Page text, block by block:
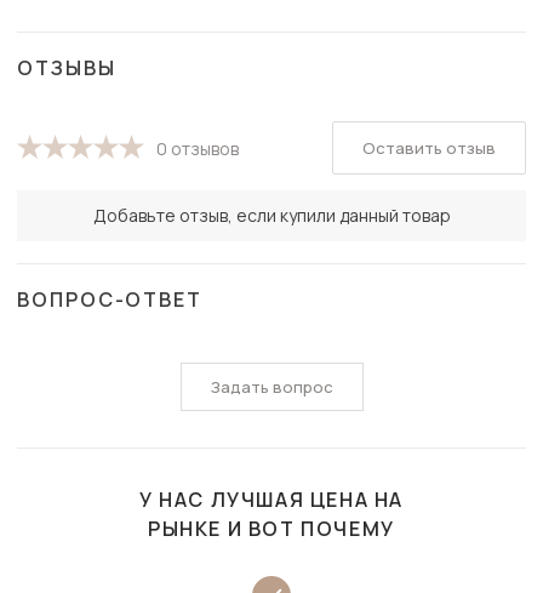
ОТЗЫВЫ
0 отзывов
Добавьте отзыв, если купили данный товар
Оставить отзыв
ВОПРОС-ОТВЕТ
Задать вопрос
У НАС ЛУЧШАЯ ЦЕНА НА
РЫНКЕ И ВОТ ПОЧЕМУ